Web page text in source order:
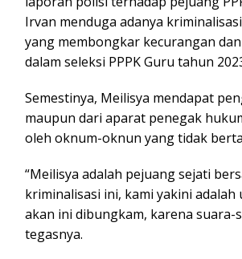
Irvan menduga adanya
yang membongkar kecurangan
dalam seleksi PPPK Guru tahun
Semestinya, Meilisya mendapat
maupun dari aparat penegak
oleh oknum-oknun yang tidak
“Meilisya adalah pejuang sejati
kriminalisasi ini, kami yakini
akan ini dibungkam, karena
tegasnya.